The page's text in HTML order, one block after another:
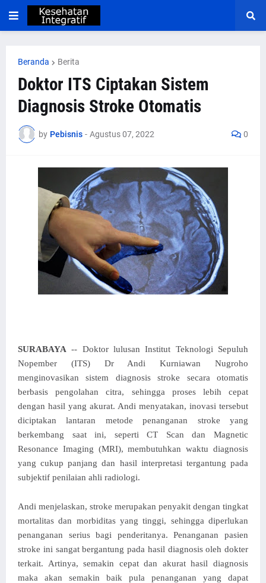
Beranda Berita
Doktor ITS Ciptakan Sistem
Diagnosis Stroke Otomatis
by Pebisnis - Agustus 07, 2022 0
SURABAYA -- Doktor lulusan Institut Teknologi Sepuluh
Nopember (ITS) Dr Andi Kurniawan Nugroho
menginovasikan sistem diagnosis stroke secara otomatis
berbasis pengolahan citra, sehingga proses lebih cepat
dengan hasil yang akurat. Andi menyatakan, inovasi tersebut
diciptakan lantaran metode penanganan stroke yang
berkembang saat ini, seperti CT Scan dan Magnetic
Resonance Imaging (MRI), membutuhkan waktu diagnosis
yang cukup panjang dan hasil interpretasi tergantung pada
subjektif penilaian ahli radiologi.
Andi menjelaskan, stroke merupakan penyakit dengan tingkat
mortalitas dan morbiditas yang tinggi, sehingga diperlukan
penanganan serius bagi penderitanya. Penanganan pasien
stroke ini sangat bergantung pada hasil diagnosis oleh dokter
terkait. Artinya, semakin cepat dan akurat hasil diagnosis
maka akan semakin baik pula penanganan yang dapat